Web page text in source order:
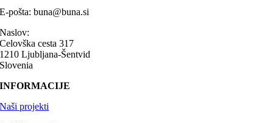
E-pošta: buna@buna.si
Naslov:
Celovška cesta 317
1210 Ljubljana-Šentvid
Slovenia
INFORMACIJE
Naši projekti